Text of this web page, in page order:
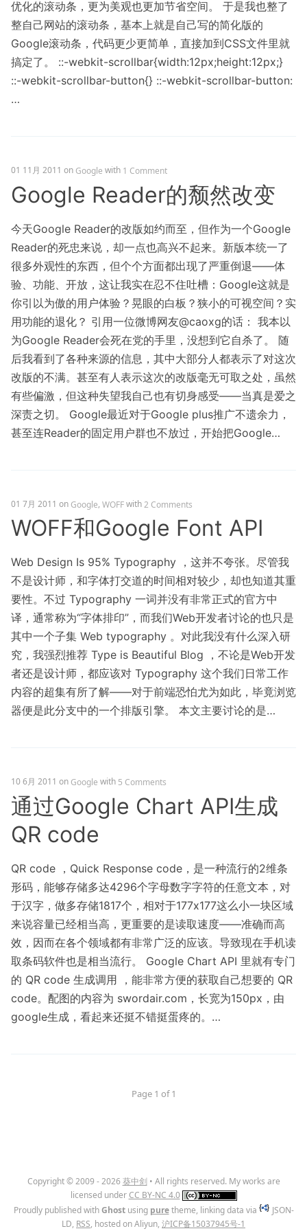
优化的滚动条，更为美观也更加节省空间。 于是我也整了
整自己网站的滚动条，基本上就是自己写的简化版的
Google滚动条，代码更少更简单，直接加到CSS文件里就
搞定了。 ::-webkit-scrollbar{width:12px;height:12px;}
::-webkit-scrollbar-button{} ::-webkit-scrollbar-button:
…
01 11月 2011 on Google with 1 Comment
Google Reader的颓然改变
今天Google Reader的改版如约而至，但作为一个Google
Reader的死忠来说，却一点也高兴不起来。新版本统一了
很多外观性的东西，但个个方面都出现了严重倒退——体
验、功能、开放，这让我实在忍不住吐槽：Google这就是
你引以为傲的用户体验？晃眼的白板？狭小的可视空间？实
用功能的退化？ 引用一位微博网友@caoxg的话： 我本以
为Google Reader会死在党的手里，没想到它自杀了。 随
后我看到了各种来源的信息，其中大部分人都表示了对这次
改版的不满。甚至有人表示这次的改版毫无可取之处，虽然
有些偏激，但这种失望我自己也有切身感受——当真是爱之
深责之切。 Google最近对于Google plus推广不遗余力，
甚至连Reader的固定用户群也不放过，开始把Google…
01 7月 2011 on Google, WOFFwith2 Comments
WOFF和Google Font API
Web Design Is 95% Typography ，这并不夸张。尽管我
不是设计师，和字体打交道的时间相对较少，却也知道其重
要性。不过 Typography 一词并没有非常正式的官方中
译，通常称为“字体排印”，而我们Web开发者讨论的也只是
其中一个子集 Web typography 。对此我没有什么深入研
究，我强烈推荐 Type is Beautiful Blog ，不论是Web开发
者还是设计师，都应该对 Typography 这个我们日常工作
内容的超集有所了解——对于前端恐怕尤为如此，毕竟浏览
器便是此分支中的一个排版引擎。 本文主要讨论的是…
10 6月 2011 on Google with 5 Comments
通过Google Chart API生成
QR code
QR code ，Quick Response code，是一种流行的2维条
形码，能够存储多达4296个字母数字字符的任意文本，对
于汉字，做多存储1817个，相对于177x177这么小一块区域
来说容量已经相当高，更重要的是读取速度——准确而高
效，因而在各个领域都有非常广泛的应该。导致现在手机读
取条码软件也是相当流行。 Google Chart API 里就有专门
的 QR code 生成调用 ，能非常方便的获取自己想要的 QR
code。配图的内容为 swordair.com，长宽为150px，由
google生成，看起来还挺不错挺蛋疼的。…
Page 1 of 1
Copyright © 2009 - 2026葵中剑• All rights reserved. My works are
licensed underCC BY-NC 4.0
Proudly published withGhostusing puretheme, linking data via
JSON-
LD, RSS, hosted on Aliyun, 沪ICP备15037945号-1